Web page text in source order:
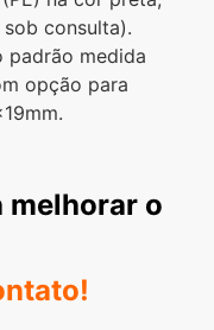
consulta).
padrão medida
opção para
melhorar o